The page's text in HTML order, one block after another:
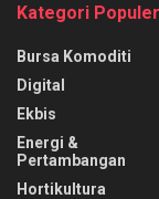
Kategori Populer
Bursa Komoditi
Digital
Ekbis
Energi &
Pertambangan
Hortikultura